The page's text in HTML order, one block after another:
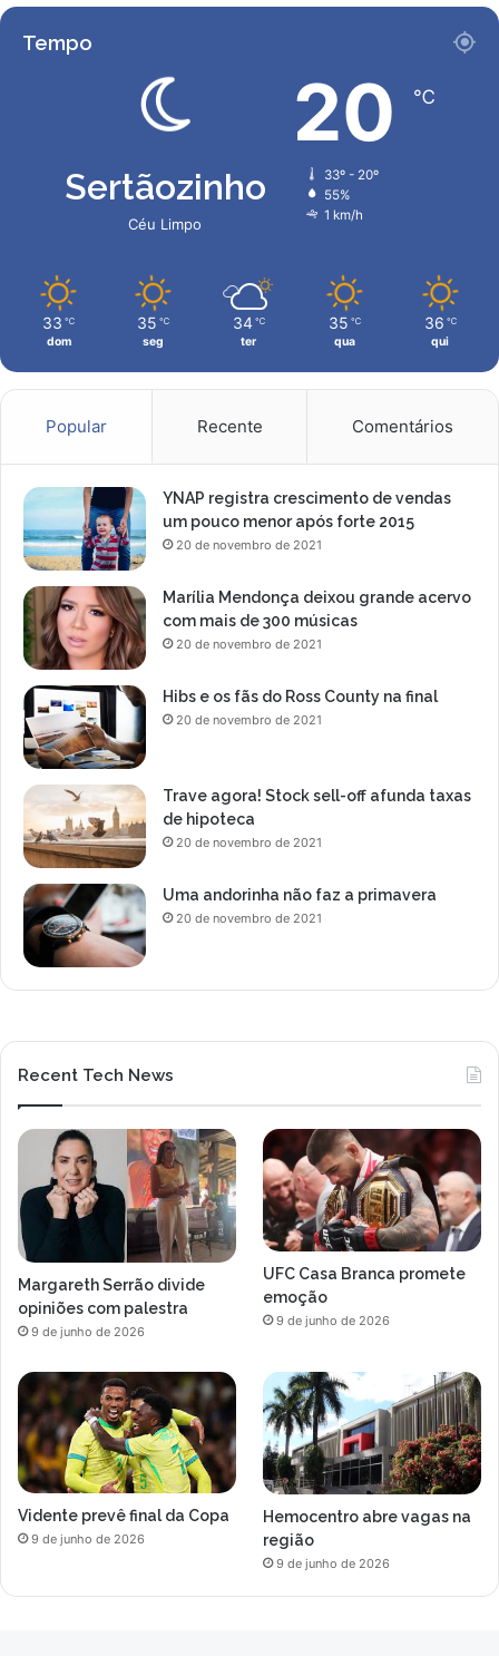
Tempo
Sertãozinho
Céu Limpo
20 ℃
33º - 20º
55%
1 km/h
33 ℃
dom
35 ℃
seg
34 ℃
ter
35 ℃
qua
36 ℃
qui
Popular Recente Comentários
YNAP registra crescimento de vendas
um pouco menor após forte 2015
20 de novembro de 2021
Marília Mendonça deixou grande acervo
com mais de 300 músicas
20 de novembro de 2021
Hibs e os fãs do Ross County na final
20 de novembro de 2021
Trave agora! Stock sell-off afunda taxas
de hipoteca
20 de novembro de 2021
Uma andorinha não faz a primavera
20 de novembro de 2021
Recent Tech News
Margareth Serrão divide
opiniões com palestra
9 de junho de 2026
UFC Casa Branca promete
emoção
9 de junho de 2026
Vidente prevê final da Copa
9 de junho de 2026
Hemocentro abre vagas na
região
9 de junho de 2026